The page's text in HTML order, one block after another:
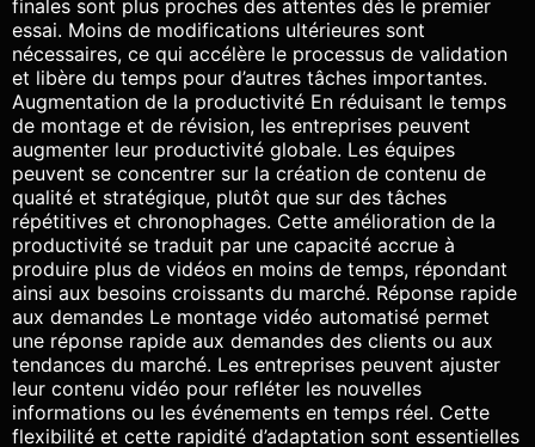
finales sont plus proches des attentes dès le premier
essai. Moins de modifications ultérieures sont
nécessaires, ce qui accélère le processus de validation
et libère du temps pour d’autres tâches importantes.
Augmentation de la productivité En réduisant le temps
de montage et de révision, les entreprises peuvent
augmenter leur productivité globale. Les équipes
peuvent se concentrer sur la création de contenu de
qualité et stratégique, plutôt que sur des tâches
répétitives et chronophages. Cette amélioration de la
productivité se traduit par une capacité accrue à
produire plus de vidéos en moins de temps, répondant
ainsi aux besoins croissants du marché. Réponse rapide
aux demandes Le montage vidéo automatisé permet
une réponse rapide aux demandes des clients ou aux
tendances du marché. Les entreprises peuvent ajuster
leur contenu vidéo pour refléter les nouvelles
informations ou les événements en temps réel. Cette
flexibilité et cette rapidité d’adaptation sont essentielles